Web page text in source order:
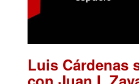
Luis Cárdenas